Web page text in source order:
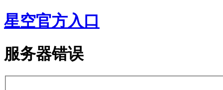
星空官方入口
服务器错误